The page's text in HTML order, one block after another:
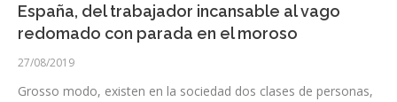
España, del trabajador incansable al vago
redomado con parada en el moroso
27/08/2019
Grosso modo, existen en la sociedad dos clases de personas,